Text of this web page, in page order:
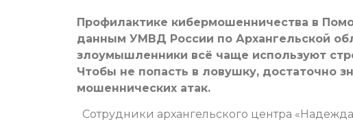
Профилактике кибермошенничества в
данным УМВД России по Архангельской
злоумышленники всё чаще используют
Чтобы не попасть в ловушку, достаточно
мошеннических атак.
Сотрудники архангельского центра